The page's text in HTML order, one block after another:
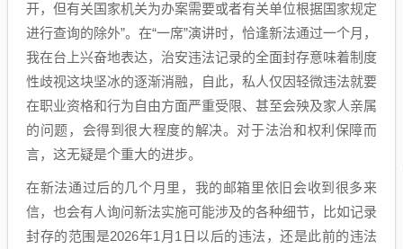
开，但有关国家机关为办案需要或者有关单位根据国家规定
进行查询的除外”。在“一席”演讲时，恰逢新法通过一个月，
我在台上兴奋地表达，治安违法记录的全面封存意味着制度
性歧视这块坚冰的逐渐消融，自此，私人仅因轻微违法就要
在职业资格和行为自由方面严重受限、甚至会殃及家人亲属
的问题，会得到很大程度的解决。对于法治和权利保障而
言，这无疑是个重大的进步。
在新法通过后的几个月里，我的邮箱里依旧会收到很多来
信，也会有人询问新法实施可能涉及的各种细节，比如记录
封存的范围是2026年1月1日以后的违法，还是此前的违法